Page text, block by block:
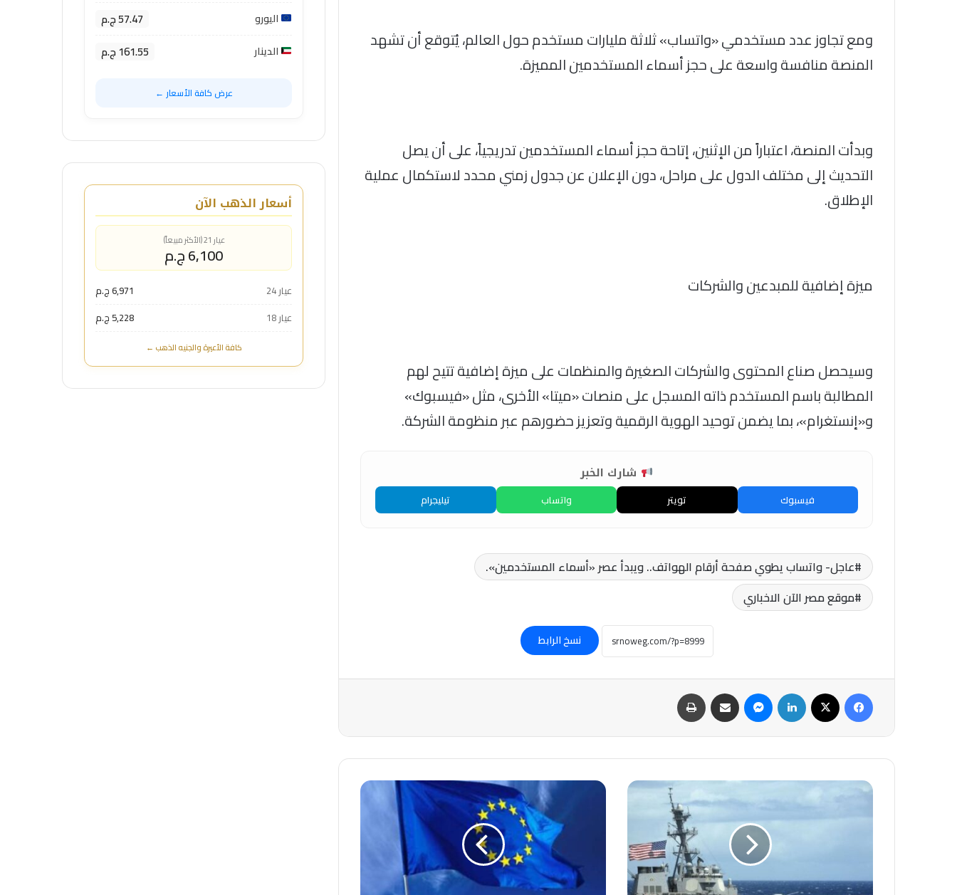
ومع تجاوز عدد مستخدمي «واتساب» ثلاثة مليارات مستخدم حول العالم، يُتوقع أن تشهد
المنصة منافسة واسعة على حجز أسماء المستخدمين المميزة.
وبدأت المنصة، اعتباراً من الإثنين، إتاحة حجز أسماء المستخدمين تدريجياً، على أن يصل
التحديث إلى مختلف الدول على مراحل، دون الإعلان عن جدول زمني محدد لاستكمال عملية
الإطلاق.
ميزة إضافية للمبدعين والشركات
وسيحصل صناع المحتوى والشركات الصغيرة والمنظمات على ميزة إضافية تتيح لهم
المطالبة باسم المستخدم ذاته المسجل على منصات «ميتا» الأخرى، مثل «فيسبوك»
و«إنستغرام»، بما يضمن توحيد الهوية الرقمية وتعزيز حضورهم عبر منظومة الشركة.
شارك الخبر
فيسبوك تويتر واتساب تيليجرام
عاجل- واتساب يطوي صفحة أرقام الهواتف.. ويبدأ عصر «أسماء المستخدمين».
موقع مصر الآن الاخباري
نسخ الرابط
فيسبوك لينكدإن ماسنجر مشاركة عبر البريد
عاجل-
المركزية
ألف
عاجل-
جديدة
لاحتواء
اليورو 57.47 ج.م
الدينار 161.55 ج.م
عرض كافة الأسعار ←
أسعار الذهب الآن
عيار 21 (الأكثر مبيعاً)
6,100 ج.م
عيار 24
6,971 ج.م
عيار 18
5,228 ج.م
كافة الأعيرة والجنيه الذهب ←